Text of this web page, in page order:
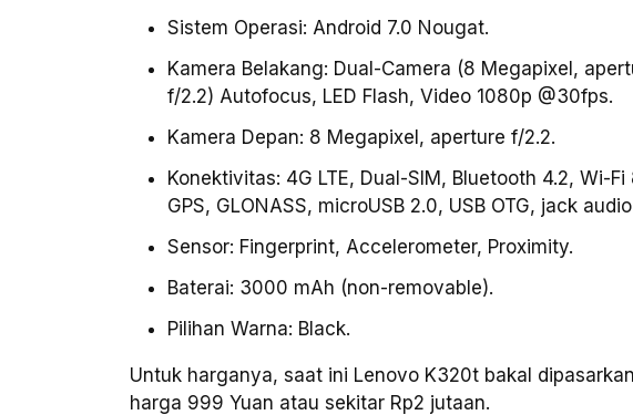
Sistem Operasi: Android 7.0 Nougat.
Kamera Belakang: Dual-Camera (8 Megapixel,
f/2.2) Autofocus, LED Flash, Video 1080p @30fps.
Kamera Depan: 8 Megapixel, aperture f/2.2.
Konektivitas: 4G LTE, Dual-SIM, Bluetooth 4.2, Wi-
GPS, GLONASS, microUSB 2.0, USB OTG, jack
Sensor: Fingerprint, Accelerometer, Proximity.
Baterai: 3000 mAh (non-removable).
Pilihan Warna: Black.
Untuk harganya, saat ini Lenovo K320t bakal
harga 999 Yuan atau sekitar Rp2 jutaan.